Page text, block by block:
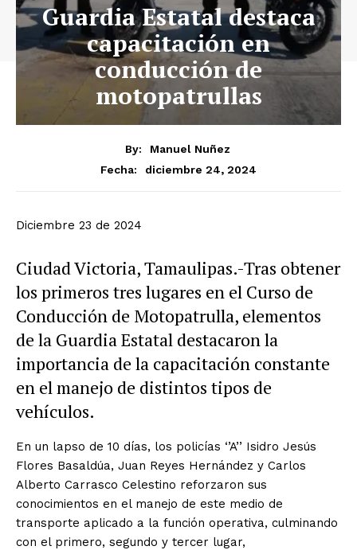
Guardia Estatal destaca
capacitación en
conducción de
motopatrullas
By:
Manuel Nuñez
Fecha:
diciembre 24, 2024
Diciembre 23 de 2024
Ciudad Victoria, Tamaulipas.-Tras obtener
los primeros tres lugares en el Curso de
Conducción de Motopatrulla, elementos
de la Guardia Estatal destacaron la
importancia de la capacitación constante
en el manejo de distintos tipos de
vehículos.
En un lapso de 10 días, los policías ‘’A’’ Isidro Jesús
Flores Basaldúa, Juan Reyes Hernández y Carlos
Alberto Carrasco Celestino reforzaron sus
conocimientos en el manejo de este medio de
transporte aplicado a la función operativa, culminando
con el primero, segundo y tercer lugar,